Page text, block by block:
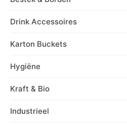
Drink Accessoires
Karton Buckets
Hygiëne
Kraft & Bio
Industrieel